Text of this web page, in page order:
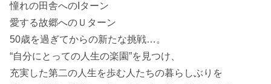
憧れの田舎へのIターン
愛する故郷へのＵターン
50歳を過ぎてからの新たな挑戦…。
“自分にとっての人生の楽園”を見つけ、
充実した第二の人生を歩む人たちの暮らしぶりを